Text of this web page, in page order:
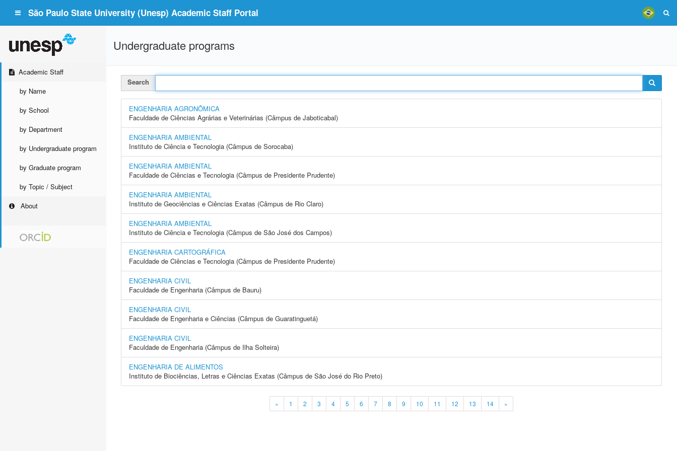
São Paulo State University (Unesp) Academic Staff Portal
Academic Staff
by Name
by School
by Department
by Undergraduate program
by Graduate program
by Topic / Subject
About
Undergraduate programs
Search
ENGENHARIA AGRONÔMICA
Faculdade de Ciências Agrárias e Veterinárias (Câmpus de Jaboticabal)
ENGENHARIA AMBIENTAL
Instituto de Ciência e Tecnologia (Câmpus de Sorocaba)
ENGENHARIA AMBIENTAL
Faculdade de Ciências e Tecnologia (Câmpus de Presidente Prudente)
ENGENHARIA AMBIENTAL
Instituto de Geociências e Ciências Exatas (Câmpus de Rio Claro)
ENGENHARIA AMBIENTAL
Instituto de Ciência e Tecnologia (Câmpus de São José dos Campos)
ENGENHARIA CARTOGRÁFICA
Faculdade de Ciências e Tecnologia (Câmpus de Presidente Prudente)
ENGENHARIA CIVIL
Faculdade de Engenharia (Câmpus de Bauru)
ENGENHARIA CIVIL
Faculdade de Engenharia e Ciências (Câmpus de Guaratinguetá)
ENGENHARIA CIVIL
Faculdade de Engenharia (Câmpus de Ilha Solteira)
ENGENHARIA DE ALIMENTOS
Instituto de Biociências, Letras e Ciências Exatas (Câmpus de São José do Rio Preto)
« 1 2 3 4 5 6 7 8 9 10 11 12 13 14 »